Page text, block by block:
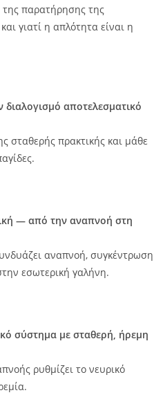
της παρατήρησης της
γιατί η απλότητα είναι η
αποτελεσματικό
σταθερής πρακτικής και μάθε
— από την αναπνοή στη
αναπνοή, συγκέντρωση
εσωτερική γαλήνη.
σύστημα με σταθερή, ήρεμη
ρυθμίζει το νευρικό